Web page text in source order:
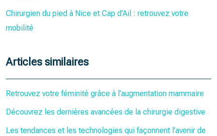
Chirurgien du pied à Nice et Cap d’Ail : retrouvez votre
mobilité
Articles similaires
Retrouvez votre féminité grâce à l’augmentation mammaire
Découvrez les dernières avancées de la chirurgie digestive
Les tendances et les technologies qui façonnent l’avenir de